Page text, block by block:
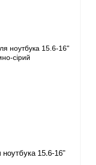
15.6-16"